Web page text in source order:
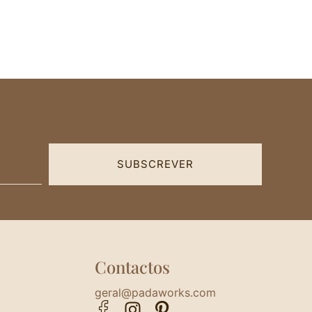
SUBSCREVER
Contactos
geral@padaworks.com